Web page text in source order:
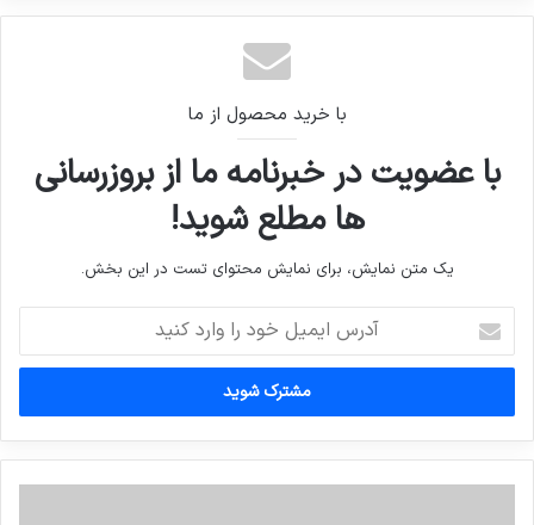
با خرید محصول از ما
با عضویت در خبرنامه ما از بروزرسانی
ها مطلع شوید!
یک متن نمایش، برای نمایش محتوای تست در این بخش.
ایمیل
خود
وارد
کنید